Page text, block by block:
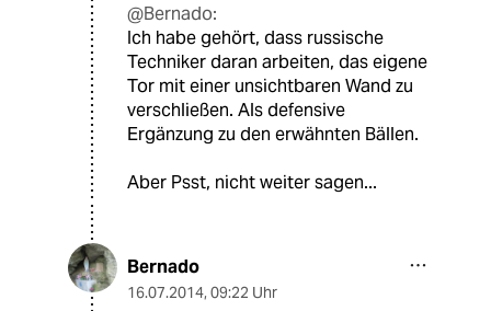
@Bernado:
Ich habe gehört, dass russische
Techniker daran arbeiten, das eigene
Tor mit einer unsichtbaren Wand zu
verschließen. Als defensive
Ergänzung zu den erwähnten Bällen.
Aber Psst, nicht weiter sagen...
Bernado
16.07.2014, 09:22 Uhr